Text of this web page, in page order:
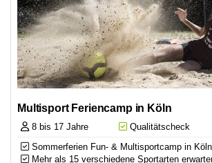
Multisport Feriencamp in Köln
8 bis 17 Jahre Qualitätscheck
Sommerferien Fun- & Multisportcamp in Köln
Mehr als 15 verschiedene Sportarten